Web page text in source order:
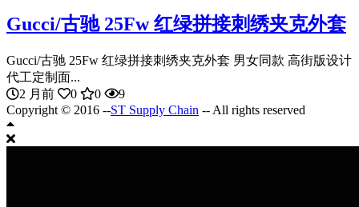
Gucci/古驰 25Fw 红绿拼接刺绣夹克外套
Gucci/古驰 25Fw 红绿拼接刺绣夹克外套 男女同款 高街版设计
代工定制面...
2 月前
0 0
9
Copyright © 2016 --ST Supply Chain -- All rights reserved